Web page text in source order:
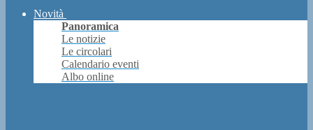
Novità
Panoramica
Le notizie
Le circolari
Calendario eventi
Albo online